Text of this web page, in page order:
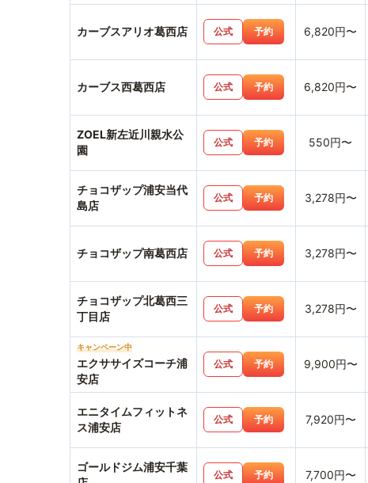
カーブスアリオ葛西店 公式 予約 6,820円〜
カーブス西葛西店 公式 予約 6,820円〜
ZOEL新左近川親水公
園
公式 予約 550円〜
チョコザップ浦安当代
島店
公式 予約 3,278円〜
チョコザップ南葛西店 公式 予約 3,278円〜
チョコザップ北葛西三
丁目店
公式 予約 3,278円〜
キャンペーン中
エクササイズコーチ浦
安店
公式 予約 9,900円〜
エニタイムフィットネ
ス浦安店
公式 予約 7,920円〜
ゴールドジム浦安千葉
公式 予約 7,700円〜